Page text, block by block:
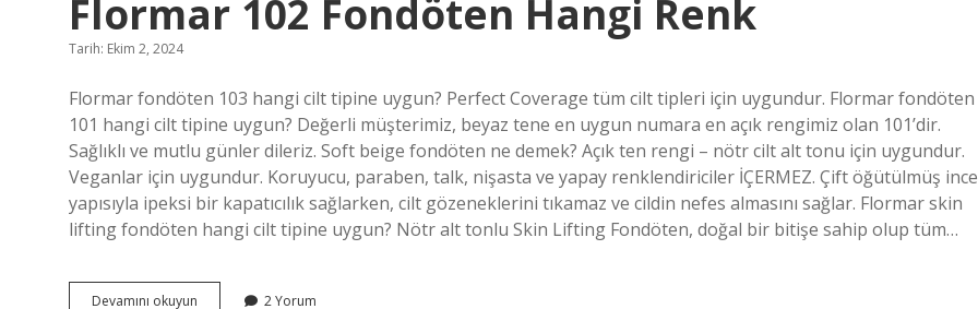
Flormar 102 Fondöten Hangi Renk
Tarih: Ekim 2, 2024
Flormar fondöten 103 hangi cilt tipine uygun? Perfect Coverage tüm cilt tipleri için uygundur. Flormar fondöten
101 hangi cilt tipine uygun? Değerli müşterimiz, beyaz tene en uygun numara en açık rengimiz olan 101’dir.
Sağlıklı ve mutlu günler dileriz. Soft beige fondöten ne demek? Açık ten rengi – nötr cilt alt tonu için uygundur.
Veganlar için uygundur. Koruyucu, paraben, talk, nişasta ve yapay renklendiriciler İÇERMEZ. Çift öğütülmüş ince
yapısıyla ipeksi bir kapatıcılık sağlarken, cilt gözeneklerini tıkamaz ve cildin nefes almasını sağlar. Flormar skin
lifting fondöten hangi cilt tipine uygun? Nötr alt tonlu Skin Lifting Fondöten, doğal bir bitişe sahip olup tüm…
Devamını okuyun Flormar
2 Yorum